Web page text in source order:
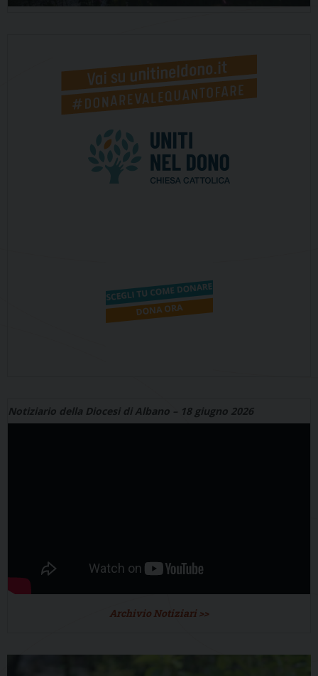
Notiziario della Diocesi di Albano – 18 giugno 2026
Archivio Notiziari >>